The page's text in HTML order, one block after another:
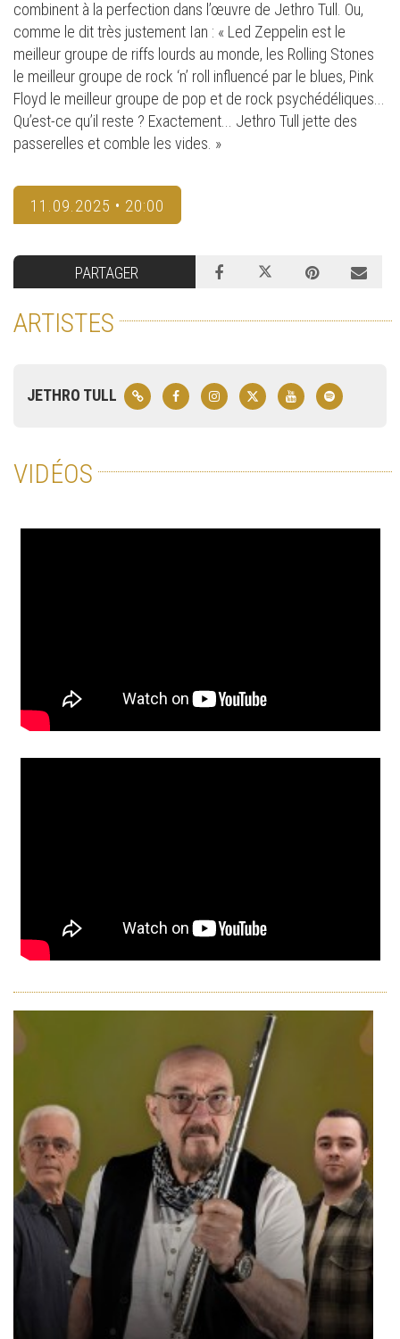
combinent à la perfection dans l’œuvre de Jethro Tull. Ou,
comme le dit très justement Ian : « Led Zeppelin est le
meilleur groupe de riffs lourds au monde, les Rolling Stones
le meilleur groupe de rock ‘n’ roll influencé par le blues, Pink
Floyd le meilleur groupe de pop et de rock psychédéliques...
Qu’est-ce qu’il reste ? Exactement... Jethro Tull jette des
passerelles et comble les vides. »
11.09.2025 • 20:00
PARTAGER
ARTISTES
JETHRO TULL
VIDÉOS